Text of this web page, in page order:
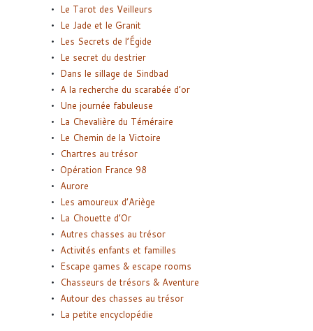
Le Tarot des Veilleurs
Le Jade et le Granit
Les Secrets de l’Égide
Le secret du destrier
Dans le sillage de Sindbad
A la recherche du scarabée d’or
Une journée fabuleuse
La Chevalière du Téméraire
Le Chemin de la Victoire
Chartres au trésor
Opération France 98
Aurore
Les amoureux d’Ariège
La Chouette d’Or
Autres chasses au trésor
Activités enfants et familles
Escape games & escape rooms
Chasseurs de trésors & Aventure
Autour des chasses au trésor
La petite encyclopédie